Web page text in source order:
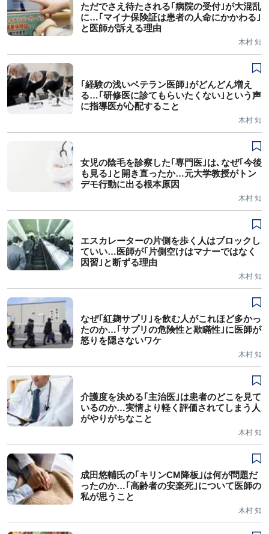
ただでさえ待たされる｢病院の受付｣が大混乱
に…｢マイナ保険証は患者の人命にかかわる｣
と医師が訴える理由
木村 知
｢経験の浅いベテラン医師｣がどんどん増え
る…｢研修医に診てもらいたくない｣という声
に指導医が心配すること
木村 知
女児の陰毛を診察した｢専門医｣は､なぜ｢今後
も見る｣と開き直ったか…元大学教授がトン
デモ行動に出る根本原因
木村 知
エスカレーターの片側を歩く人はブロックし
ていい…医師が｢片側空けはマナーではなく
因習｣と断ずる理由
木村 知
なぜ｢紅麹サプリ｣を飲む人がこれほど多かっ
たのか…｢サプリの危険性と欺瞞性｣に医師が
怒りを隠さないワケ
木村 知
介護度を決める｢主治医｣は患者のどこを見て
いるのか…実情より軽く評価されてしまう人
がやりがちなこと
木村 知
成田悠輔氏の｢キリンCM降板｣は何が問題だ
ったのか…｢高齢者の安楽死｣について医師の
私が思うこと
木村 知